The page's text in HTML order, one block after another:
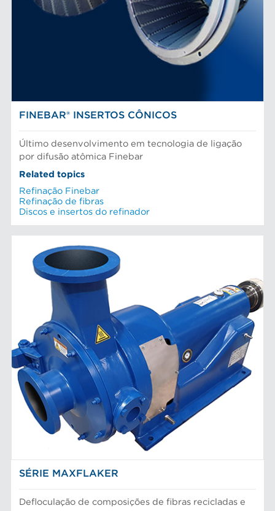
FINEBAR® INSERTOS CÔNICOS
Último desenvolvimento em tecnologia de ligação
por difusão atômica Finebar
Related topics
Refinação Finebar
Refinação de fibras
Discos e insertos do refinador
SÉRIE MAXFLAKER
Defloculação de composições de fibras recicladas e